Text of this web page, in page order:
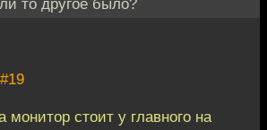
то другое было?
#19
монитор стоит у главного на